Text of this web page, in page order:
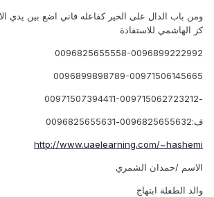
ومن باب الدال على الخير كفاعله فاني اضع بين يدي
كز الهاشمي للاستفادة
0096825655558-0096899222992
0096899898789-00971506145665
-00971507394411-009715062723212
ف:0096825655632-0096825655631
http://www.uaelearning.com/~hashemi
الاسم /حمدان الشمري
والد الطفلة ابتهاج